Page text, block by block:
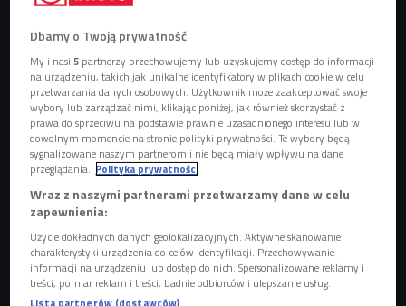
Paula i Karol; nagranie programu "Pytanie na śniadanie" w TVP2 (2016 r.)
Dbamy o Twoją prywatność
My i nasi5 partnerzy przechowujemy lub uzyskujemy dostęp do informacji
na urządzeniu, takich jak unikalne identyfikatory w plikach cookie w celu
przetwarzania danych osobowych. Użytkownik może zaakceptować swoje
wybory lub zarządzać nimi, klikając poniżej, jak również skorzystać z
prawa do sprzeciwu na podstawie prawnie uzasadnionego interesu lub w
dowolnym momencie na stronie polityki prywatności. Te wybory będą
sygnalizowane naszym partnerom i nie będą miały wpływu na dane
przeglądania. Polityka prywatności
Wraz z naszymi partnerami przetwarzamy dane w celu
zapewnienia:
Użycie dokładnych danych geolokalizacyjnych. Aktywne skanowanie
charakterystyki urządzenia do celów identyfikacji. Przechowywanie
informacji na urządzeniu lub dostęp do nich. Spersonalizowane reklamy i
treści, pomiar reklam i treści, badnie odbiorców i ulepszanie usług.
Lista partnerów (dostawców)